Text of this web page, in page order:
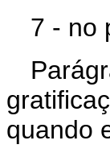
7 - no
quando